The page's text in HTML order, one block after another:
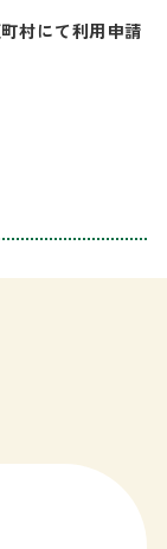
村にて利用申請